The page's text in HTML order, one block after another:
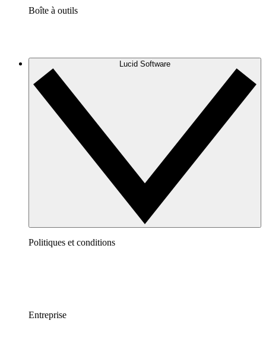
Boîte à outils
Lucid Software
Politiques et conditions
Entreprise